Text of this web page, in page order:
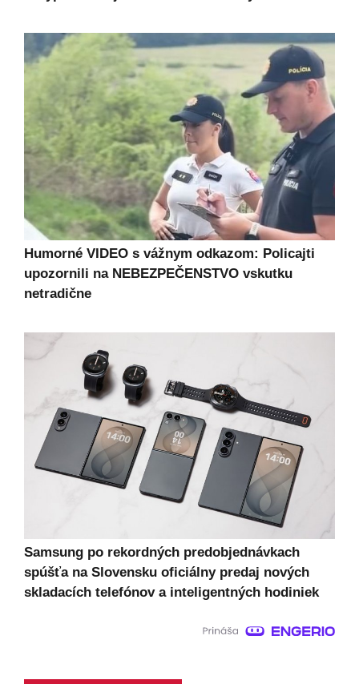
Humorné VIDEO s vážnym odkazom: Policajti
upozornili na NEBEZPEČENSTVO vskutku
netradične
Samsung po rekordných predobjednávkach
spúšťa na Slovensku oficiálny predaj nových
skladacích telefónov a inteligentných hodiniek